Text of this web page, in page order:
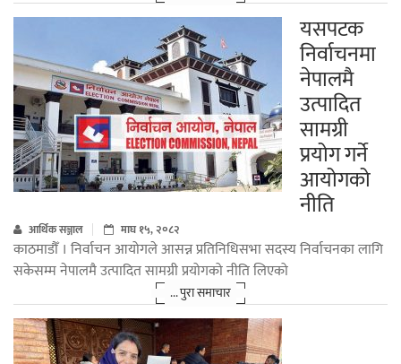
यसपटक
निर्वाचनमा
नेपालमै
उत्पादित
सामग्री
प्रयोग गर्ने
आयोगको
नीति
आर्थिक सञ्जाल माघ १५, २०८२
काठमाडौँ । निर्वाचन आयोगले आसन्न प्रतिनिधिसभा सदस्य निर्वाचनका लागि
सकेसम्म नेपालमै उत्पादित सामग्री प्रयोगको नीति लिएको
... पुरा समाचार